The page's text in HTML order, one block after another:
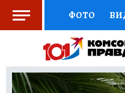
ФОТО
ВЫБОР